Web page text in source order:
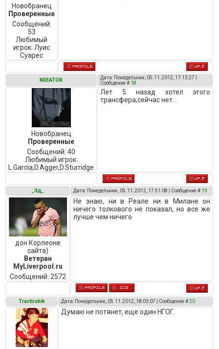
Новобранец
Проверенные
Сообщений:
53
Любимый
игрок: Луис
Суарес
KREATOR
Дата: Понедельник, 05.11.2012, 17:13:27 |
Сообщение # 18
Новобранец
Проверенные
Сообщений:40
Любимый игрок:
L.Garcia,D.Agger,D.Sturridge
Лет 5 назад хотел этого
трансфера,сейчас нет...
_Эд_ Дата: Понедельник, 05.11.2012, 17:51:08 | Сообщение # 19
дон Корлеоне
сайта)
Ветеран
MyLiverpool.ru
Сообщений: 2572
Не знаю, ни в Реале ни в Милане он
ничего толкового не показал, но все же
лучше чем ничего
Tractirshik Дата: Понедельник, 05.11.2012, 18:03:07 | Сообщение #20
Думаю не потянет, еще один НГОГ.